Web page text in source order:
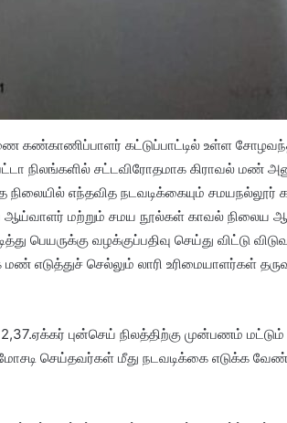
கண்காணிப்பாளர் கட்டுப்பாட்டில் உள்ள
நிலங்களில் சட்டவிரோதமாக கிராவல் மண்
நிலையில் எந்தவித நடவடிக்கையும்
ஆய்வாளர் மற்றும் சமய நூல்கள் காவல் நிலைய
பெயருக்கு வழக்குப்பதிவு செய்து விட்டு
செல்லும் லாரி உரிமையாளர்கள்
புன்செய் நிலத்திற்கு முன்பணம் மட்டும்
செய்தவர்கள் மீது நடவடிக்கை எடுக்க